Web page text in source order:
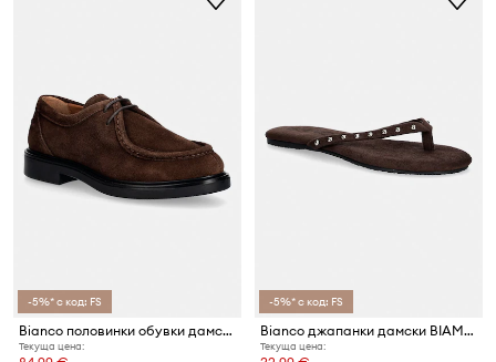
-5%* с код: FS
Bianco половинки обувки дамски от велур BIAADDA
Текуща цена:
-5%* с код: FS
Bianco джапанки дамски BIAMEXICO
Текуща цена: